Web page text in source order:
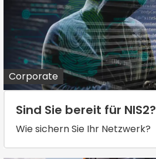
Corporate
Sind Sie bereit für NIS2?
Wie sichern Sie Ihr Netzwerk?